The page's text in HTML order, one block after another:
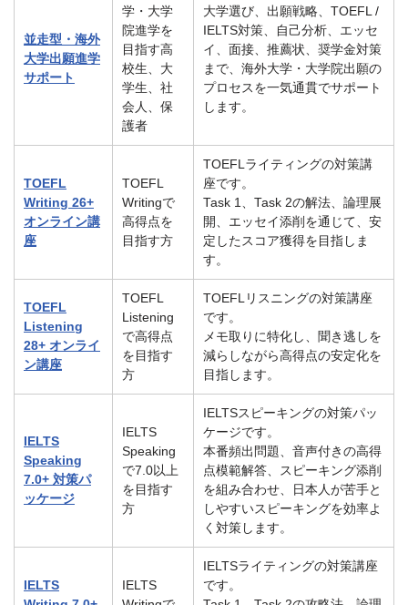
並走型・海外
大学出願進学
サポート
学・大学
院進学を
目指す高
校生、大
学生、社
会人、保
護者
大学選び、出願戦略、TOEFL /
IELTS対策、自己分析、エッセ
イ、面接、推薦状、奨学金対策
まで、海外大学・大学院出願の
プロセスを一気通貫でサポート
します。
TOEFL
Writing 26+
オンライン講
座
TOEFL
Writingで
高得点を
目指す方
TOEFLライティングの対策講
座です。
Task 1、Task 2の解法、論理展
開、エッセイ添削を通じて、安
定したスコア獲得を目指しま
す。
TOEFL
Listening
28+ オンライ
ン講座
TOEFL
Listening
で高得点
を目指す
方
TOEFLリスニングの対策講座
です。
メモ取りに特化し、聞き逃しを
減らしながら高得点の安定化を
目指します。
IELTS
Speaking
7.0+ 対策パ
ッケージ
IELTS
Speaking
で7.0以上
を目指す
方
IELTSスピーキングの対策パッ
ケージです。
本番頻出問題、音声付きの高得
点模範解答、スピーキング添削
を組み合わせ、日本人が苦手と
しやすいスピーキングを効率よ
く対策します。
IELTS
IELTS
IELTSライティングの対策講座
です。